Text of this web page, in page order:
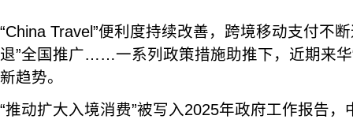
“China Travel”便利度持续改善，跨境移动支付不
退”全国推广……一系列政策措施助推下，近期来华
新趋势。
“推动扩大入境消费”被写入2025年政府工作报告